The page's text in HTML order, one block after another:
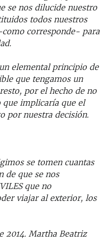
se nos dilucide nuestro
todos nuestros
corresponde- para
elemental principio de
que tengamos un
por el hecho de no
que implicaría que el
por nuestra decisión.
se tomen cuantas
de que se nos
que no
viajar al exterior, los
2014. Martha Beatriz